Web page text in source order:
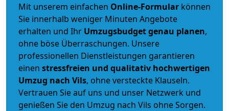
Mit unserem einfachen Online-Formular können
Sie innerhalb weniger Minuten Angebote
erhalten und Ihr Umzugsbudgetgenau planen,
ohne böse Überraschungen. Unsere
professionellen Dienstleistungen garantieren
einen stressfreien und qualitativ hochwertigen
Umzug nach Vils, ohne versteckte Klauseln.
Vertrauen Sie auf uns und unser Netzwerk und
genießen Sie den Umzug nach Vils ohne Sorgen.